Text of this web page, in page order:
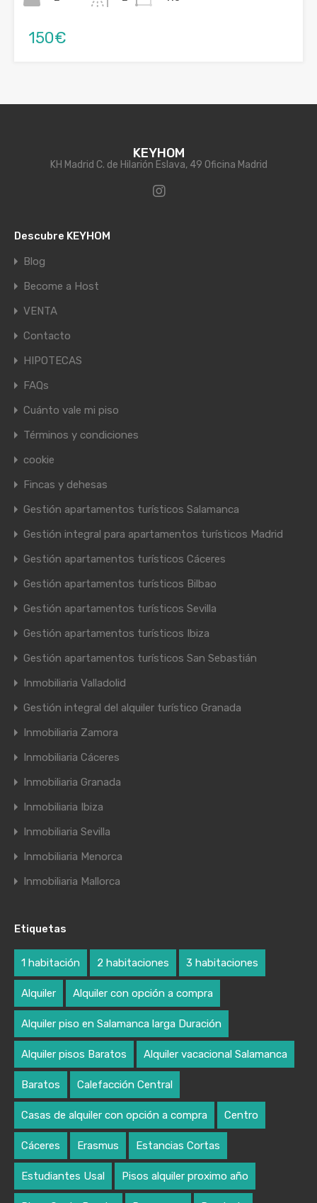
150€
KEYHOM
KH Madrid C. de Hilarión Eslava, 49 Oficina Madrid
Descubre KEYHOM
Blog
Become a Host
VENTA
Contacto
HIPOTECAS
FAQs
Cuánto vale mi piso
Términos y condiciones
cookie
Fincas y dehesas
Gestión apartamentos turísticos Salamanca
Gestión integral para apartamentos turísticos Madrid
Gestión apartamentos turísticos Cáceres
Gestión apartamentos turísticos Bilbao
Gestión apartamentos turísticos Sevilla
Gestión apartamentos turísticos Ibiza
Gestión apartamentos turísticos San Sebastián
Inmobiliaria Valladolid
Gestión integral del alquiler turístico Granada
Inmobiliaria Zamora
Inmobiliaria Cáceres
Inmobiliaria Granada
Inmobiliaria Ibiza
Inmobiliaria Sevilla
Inmobiliaria Menorca
Inmobiliaria Mallorca
Etiquetas
1 habitación 2 habitaciones 3 habitaciones
Alquiler Alquiler con opción a compra
Alquiler piso en Salamanca larga Duración
Alquiler pisos Baratos Alquiler vacacional Salamanca
Baratos Calefacción Central
Casas de alquiler con opción a compra Centro
Cáceres Erasmus Estancias Cortas
Estudiantes Usal Pisos alquiler proximo año